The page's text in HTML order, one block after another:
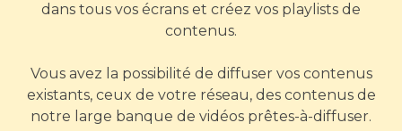
dans tous vos écrans et créez vos playlists de
contenus.
Vous avez la possibilité de diffuser vos contenus
existants, ceux de votre réseau, des contenus de
notre large banque de vidéos prêtes-à-diffuser.